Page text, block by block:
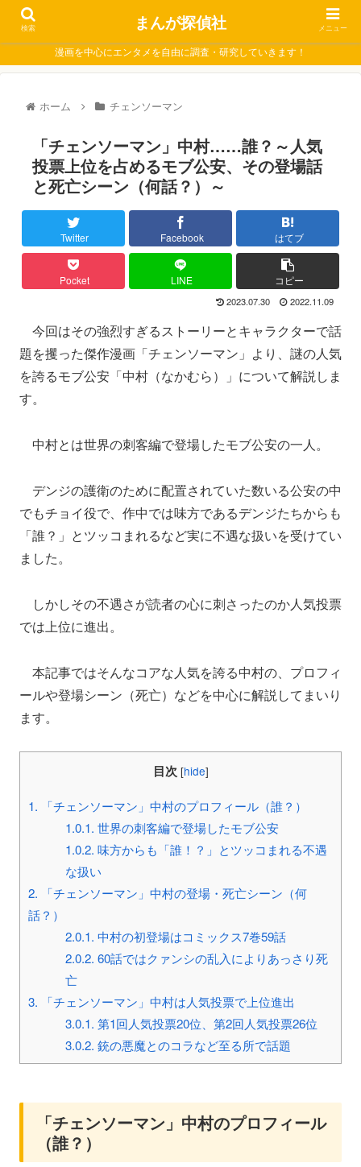
漫画を中心にエンタメを自由に調査・研究していきます！
ホーム チェンソーマン
「チェンソーマン」中村……誰？～人気
投票上位を占めるモブ公安、その登場話
と死亡シーン（何話？）～
Twitter Facebook はてブ
Pocket LINE コピー
2023.07.30 2022.11.09
今回はその強烈すぎるストーリーとキャラクターで話
題を攫った傑作漫画「チェンソーマン」より、謎の人気
を誇るモブ公安「中村（なかむら）」について解説しま
す。
中村とは世界の刺客編で登場したモブ公安の一人。
デンジの護衛のために配置されていた数いる公安の中
でもチョイ役で、作中では味方であるデンジたちからも
「誰？」とツッコまれるなど実に不遇な扱いを受けてい
ました。
しかしその不遇さが読者の心に刺さったのか人気投票
では上位に進出。
本記事ではそんなコアな人気を誇る中村の、プロフィ
ールや登場シーン（死亡）などを中心に解説してまいり
ます。
目次 [hide]
1. 「チェンソーマン」中村のプロフィール（誰？）
1.0.1. 世界の刺客編で登場したモブ公安
1.0.2. 味方からも「誰！？」とツッコまれる不遇
な扱い
2. 「チェンソーマン」中村の登場・死亡シーン（何
話？）
2.0.1. 中村の初登場はコミックス7巻59話
2.0.2. 60話ではクァンシの乱入によりあっさり死
亡
3. 「チェンソーマン」中村は人気投票で上位進出
3.0.1. 第1回人気投票20位、第2回人気投票26位
3.0.2. 銃の悪魔とのコラなど至る所で話題
「チェンソーマン」中村のプロフィール
（誰？）
検索 まんが探偵社 メニュー